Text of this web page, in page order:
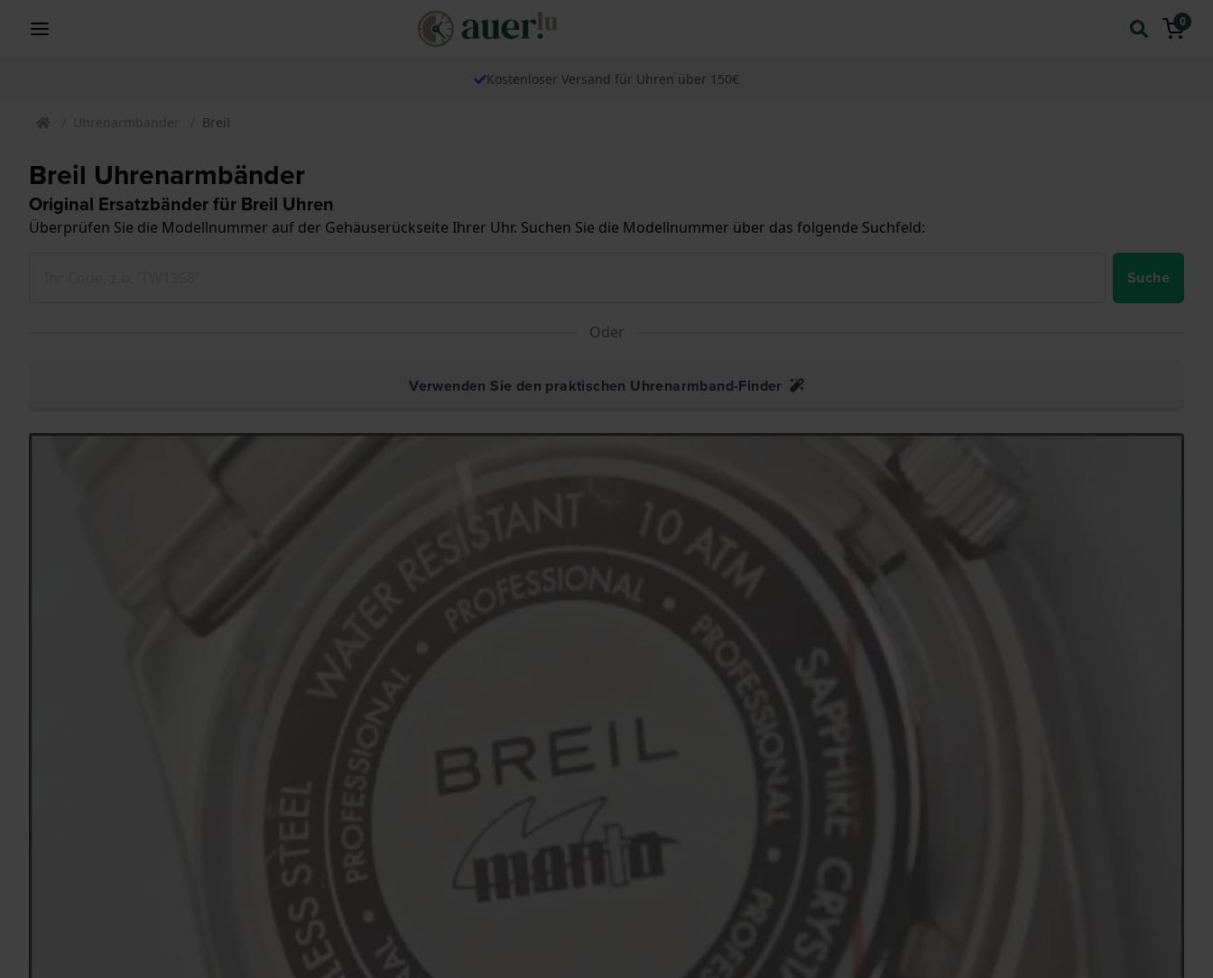
0
Kostenloser Versand für Uhren über 150€
Uhrenarmbander Breil
Breil Uhrenarmbänder
Original Ersatzbänder für Breil Uhren
Überprüfen Sie die Modellnummer auf der Gehäuserückseite Ihrer Uhr. Suchen Sie die Modellnummer über das folgende Suchfeld:
Suche
Oder
Verwenden Sie den praktischen Uhrenarmband-Finder